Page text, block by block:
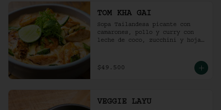
TOM KHA GAI
Sopa Tailandesa picante con
camarones, pollo y curry con
leche de coco, zucchini y hojas
$49.500
VEGGIE LAYU